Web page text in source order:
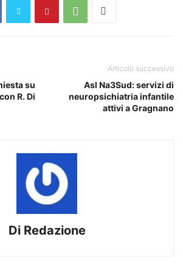
su
R. Di
Articolo successivo
Asl Na3Sud: servizi di
neuropsichiatria infantile
attivi a Gragnano
Di Redazione